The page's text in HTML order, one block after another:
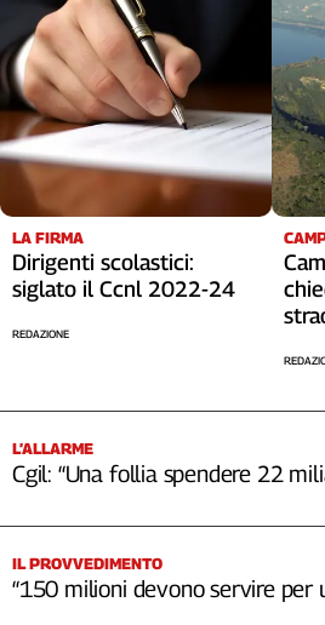
LA FIRMA
Dirigenti scolastici:
siglato il Ccnl 2022-24
REDAZIONE
L’ALLARME
Cgil: “Una follia spendere 22
IL PROVVEDIMENTO
“150 milioni devono servire per